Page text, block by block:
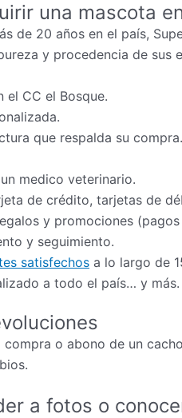
una mascota
de 20 años en el país,
y procedencia de sus
el CC el Bosque.
que respalda su compra.
medico veterinario.
de crédito, tarjetas de
y promociones
y seguimiento.
satisfechos a lo largo de
a todo el país… y más.
compra o abono de un
a fotos o